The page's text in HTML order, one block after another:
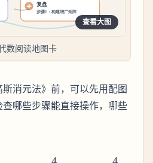
查看大图
数阅读地图卡
消元法》前，可以先用配图
哪些步骤能直接操作，哪些